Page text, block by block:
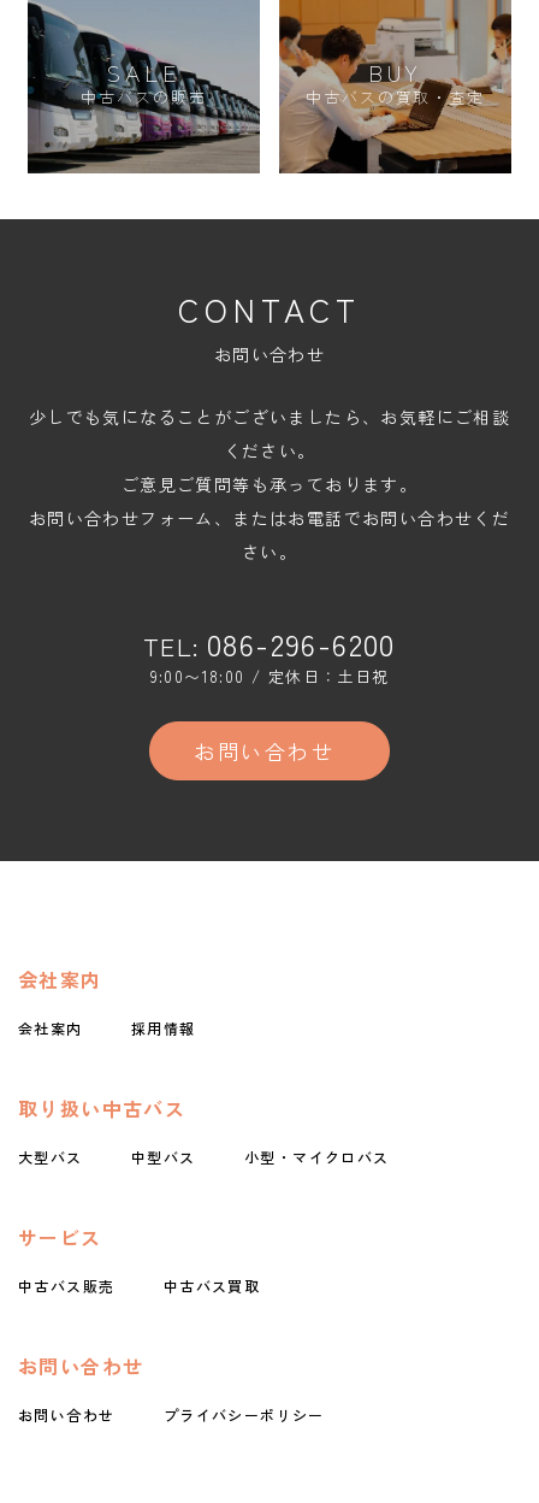
SALE
中古バスの販売
BUY
中古バスの買取・査定
CONTACT
お問い合わせ
少しでも気になることがございましたら、お気軽にご相談
ください。
ご意見ご質問等も承っております。
お問い合わせフォーム、またはお電話でお問い合わせくだ
さい。
TEL: 086-296-6200
9:00〜18:00 / 定休日：土日祝
お問い合わせ
会社案内
会社案内 採用情報
取り扱い中古バス
大型バス 中型バス 小型・マイクロバス
サービス
中古バス販売 中古バス買取
お問い合わせ
お問い合わせ プライバシーポリシー